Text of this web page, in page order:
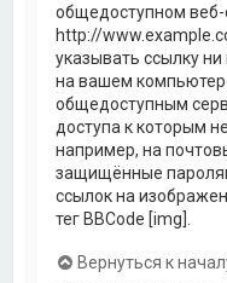
общедоступном
http://
указывать ссылку
на вашем
общедоступным
доступа к которым
например, на
защищённые
ссылок на
тег BBCode [img].
Вернуться к